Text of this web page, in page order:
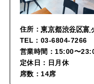
住所：東京都渋谷区富
TEL：03-6804-7266
営業時間：15:00〜
定休日：日月休
席数：14席